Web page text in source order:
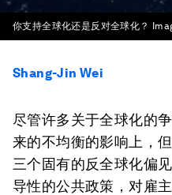
你支持全球化还是反对全球化？
Shang-Jin Wei
尽管许多关于全球化的
来的不均衡的影响上，
三个固有的反全球化偏
导性的公共政策，对雇